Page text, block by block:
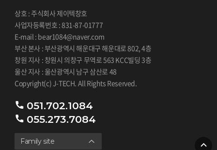
상호 : 주식회사 제이텍창호
사업자등록번호 : 831-87-01777
E-mail : bear1084@naver.com
부산 본사 : 부산광역시 해운대구 해운대로 802, 4층
창원 지사 : 창원시 의창구 무역로 563 KCC빌딩 3층
울산 지사 : 울산광역시 남구 삼산로 48
Copyright(c) J-TECH. All Rights Reserved.
051.702.1084
055.273.7084
Family site